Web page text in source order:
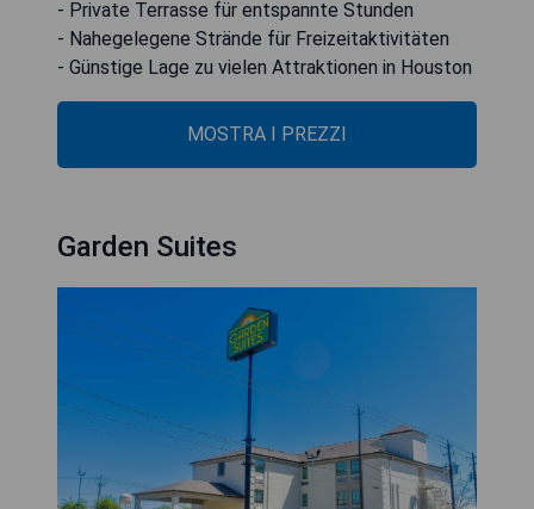
- Private Terrasse für entspannte Stunden
- Nahegelegene Strände für Freizeitaktivitäten
- Günstige Lage zu vielen Attraktionen in Houston
MOSTRA I PREZZI
Garden Suites